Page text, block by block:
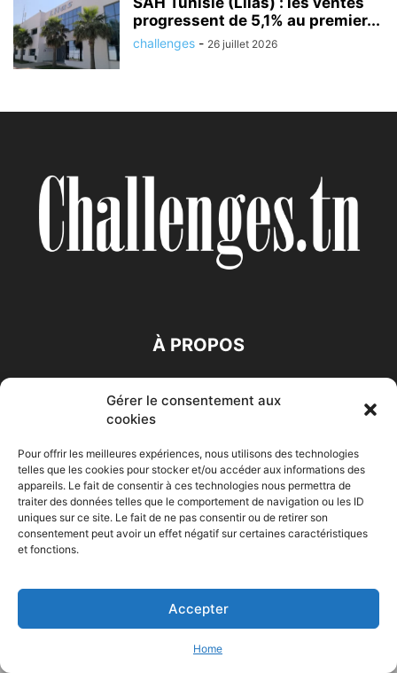
Gérer le consentement aux
cookies
Pour offrir les meilleures expériences, nous utilisons des technologies
telles que les cookies pour stocker et/ou accéder aux informations des
appareils. Le fait de consentir à ces technologies nous permettra de
traiter des données telles que le comportement de navigation ou les ID
uniques sur ce site. Le fait de ne pas consentir ou de retirer son
consentement peut avoir un effet négatif sur certaines caractéristiques
et fonctions.
Accepter
Home
progressent de 5,1% au premier...
challenges - 26 juillet 2026
À PROPOS
SUIVEZ NOUS
Accueil Economie Entreprises Entrepreneur Afrique
HIGH-TECH Auto-Moto